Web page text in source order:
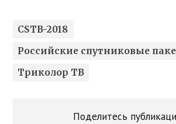
CSTB-2018
Российские спутниковые
Триколор ТВ
Поделитесь